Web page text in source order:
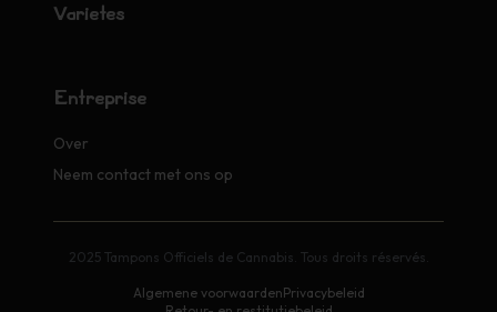
Variétés
Entreprise
Over
Neem contact met ons op
2025 Tampons Officiels de Cannabis. Tous droits réservés.
Algemene voorwaardenPrivacybeleid